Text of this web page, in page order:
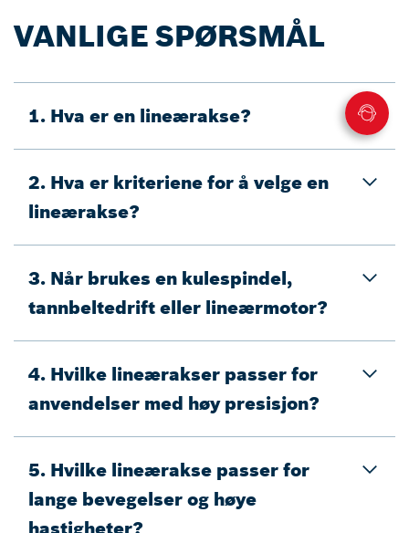
VANLIGE SPØRSMÅL
1. Hva er en lineærakse?
2. Hva er kriteriene for å velge en
lineærakse?
3. Når brukes en kulespindel,
tannbeltedrift eller lineærmotor?
4. Hvilke lineærakser passer for
anvendelser med høy presisjon?
5. Hvilke lineærakse passer for
lange bevegelser og høye
hastigheter?